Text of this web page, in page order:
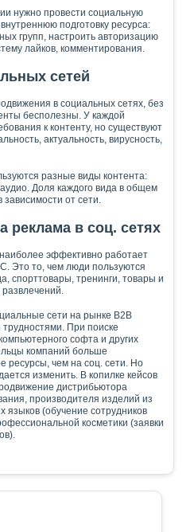
нужно провести социальную
подготовку ресурса:
групп, настроить авторизацию
лайков, комментирования.
сетей
в социальных сетях, без
бесполезны. У каждой
к контенту, но существуют
актуальность, вирусность,
разные виды контента:
Доля каждого вида в общем
зависимости от сети.
реклама в соц. сетях
эффективно работает
Это то, чем люди пользуются
спорттовары, тренинги, товары и
развлечений.
сети на рынке B2B
При поиске
софта и других
компаний больше
ресурсы, чем на соц. сети. Но
изменить. В копилке кейсов
дистрибьютора
производителя изделий из
языков (обучение сотрудников
косметики (заявки